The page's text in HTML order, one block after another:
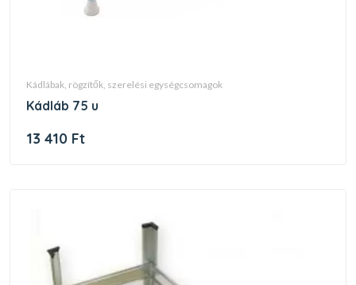
kádlábak, rögzítők, szerelési egységcsomagok
kádláb 75 u
13 410 Ft